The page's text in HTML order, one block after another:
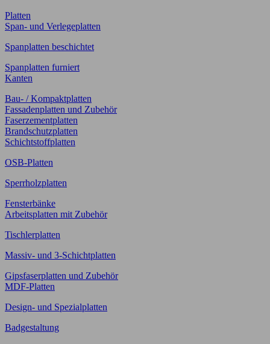
Platten
Span- und Verlegeplatten
Spanplatten beschichtet
Spanplatten furniert
Kanten
Bau- / Kompaktplatten
Fassadenplatten und Zubehör
Faserzementplatten
Brandschutzplatten
Schichtstoffplatten
OSB-Platten
Sperrholzplatten
Fensterbänke
Arbeitsplatten mit Zubehör
Tischlerplatten
Massiv- und 3-Schichtplatten
Gipsfaserplatten und Zubehör
MDF-Platten
Design- und Spezialplatten
Badgestaltung